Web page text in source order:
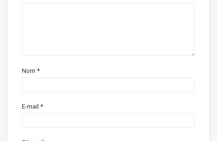
Nom *
E-mail *